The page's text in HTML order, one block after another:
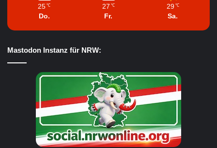
25 ℃
Do.
27 ℃
Fr.
29 ℃
Sa.
Mastodon Instanz für NRW: